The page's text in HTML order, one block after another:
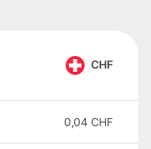
CHF
0,04 CHF